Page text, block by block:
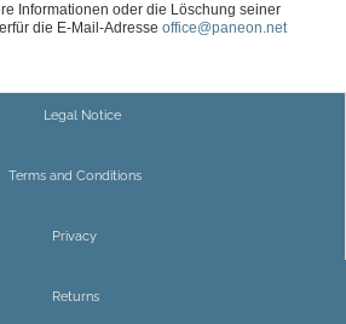
Informationen oder die Löschung seiner
die E-Mail-Adresse office@paneon.net
Legal Notice
Terms and Conditions
Privacy
Returns